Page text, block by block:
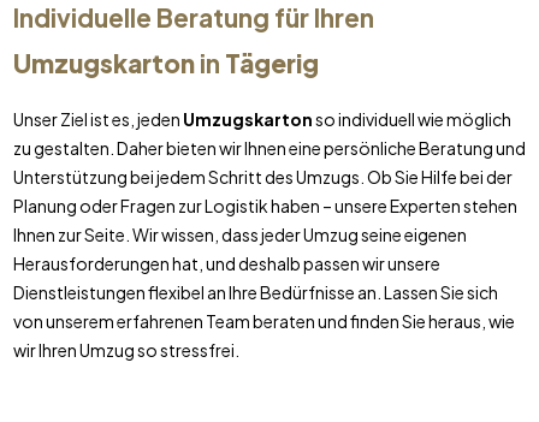
Individuelle Beratung für Ihren
Umzugskartonin Tägerig
Unser Ziel ist es, jeden Umzugskartonso individuell wie möglich
zu gestalten. Daher bieten wir Ihnen eine persönliche Beratung und
Unterstützung bei jedem Schritt des Umzugs. Ob Sie Hilfe bei der
Planung oder Fragen zur Logistik haben – unsere Experten stehen
Ihnen zur Seite. Wir wissen, dass jeder Umzug seine eigenen
Herausforderungen hat, und deshalb passen wir unsere
Dienstleistungen flexibel an Ihre Bedürfnisse an. Lassen Sie sich
von unserem erfahrenen Team beraten und finden Sie heraus, wie
wir Ihren Umzug so stressfrei.